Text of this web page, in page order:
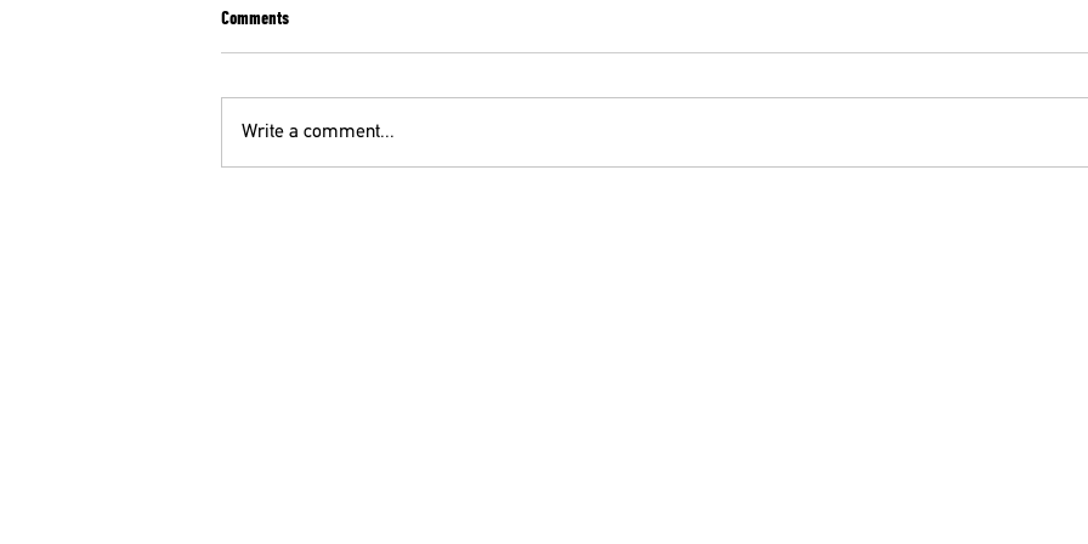
Comments
Write a comment...